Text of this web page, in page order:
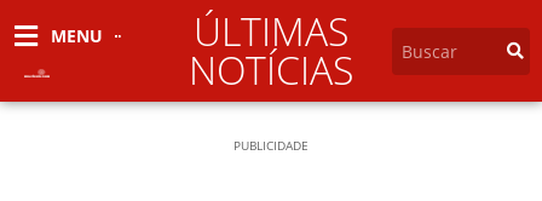
MENU ÚLTIMAS
NOTÍCIAS
PUBLICIDADE